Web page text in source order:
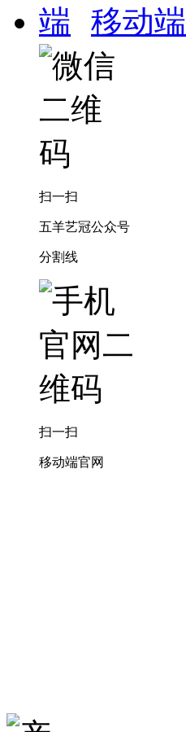
移动端
扫一扫
五羊艺冠公众号
分割线
扫一扫
移动端官网